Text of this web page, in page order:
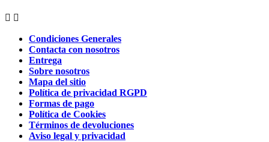
 
Condiciones Generales
Contacta con nosotros
Entrega
Sobre nosotros
Mapa del sitio
Política de privacidad RGPD
Formas de pago
Política de Cookies
Términos de devoluciones
Aviso legal y privacidad